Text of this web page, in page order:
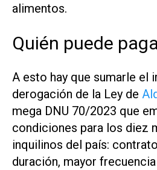
alimentos.
Quién puede
A esto hay que sumarle el
derogación de la Ley de
mega DNU 70/2023 que
condiciones para los diez
inquilinos del país:
duración, mayor